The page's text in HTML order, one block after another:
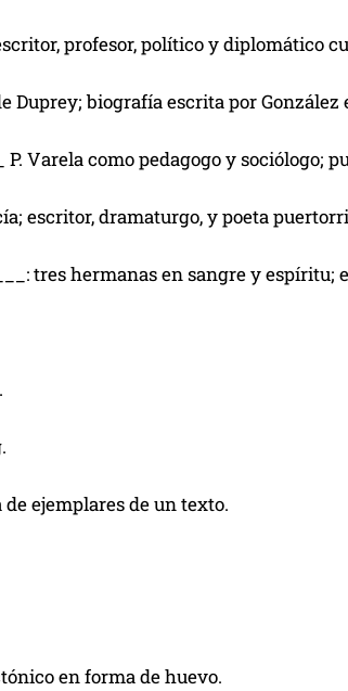
profesor, político y diplomático
Duprey; biografía escrita por González
Varela como pedagogo y sociólogo;
escritor, dramaturgo, y poeta
tres hermanas en sangre y espíritu;
ejemplares de un texto.
en forma de huevo.